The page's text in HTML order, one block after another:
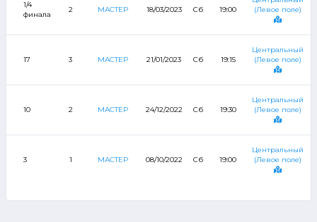
1/4
финала
2 МАСТЕР 18/03/2023 Сб 19:00
(Левое поле)
17 3 МАСТЕР 21/01/2023 Сб 19:15
Центральный
(Левое поле)
10 2 МАСТЕР 24/12/2022 Сб 19:30
Центральный
(Левое поле)
3 1 МАСТЕР 08/10/2022 Сб 19:00
Центральный
(Левое поле)